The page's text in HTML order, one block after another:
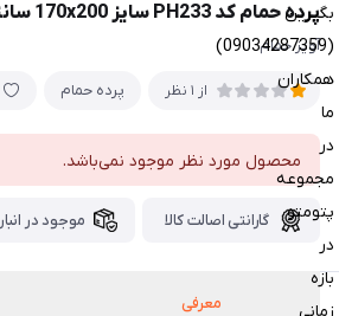
بگیرین
(09034287359)
همکاران
ما
در
مجموعه
پتومتو
در
بازه
پرده حمام کد PH233 سایز 170x200 سانتی متر
آویز حمام
از 1 نظر پرده حمام
محصول مورد نظر موجود نمی‌باشد.
گارانتی اصالت کالا موجود در انبار
معرفی